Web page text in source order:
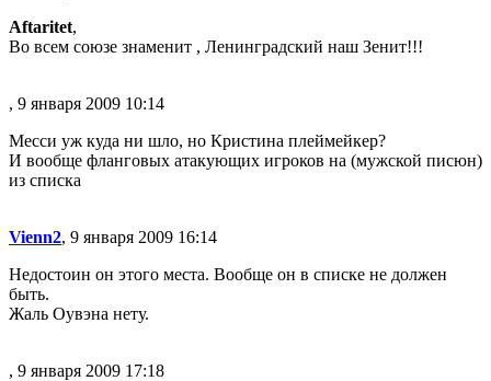
Aftaritet,
Во всем союзе знаменит , Ленинградский наш Зенит!!!
, 9 января 2009 10:14
Месси уж куда ни шло, но Кристина плеймейкер?
И вообще фланговых атакующих игроков на (мужской писюн)
из списка
Vienn2, 9 января 2009 16:14
Недостоин он этого места. Вообще он в списке не должен
быть.
Жаль Оувэна нету.
, 9 января 2009 17:18